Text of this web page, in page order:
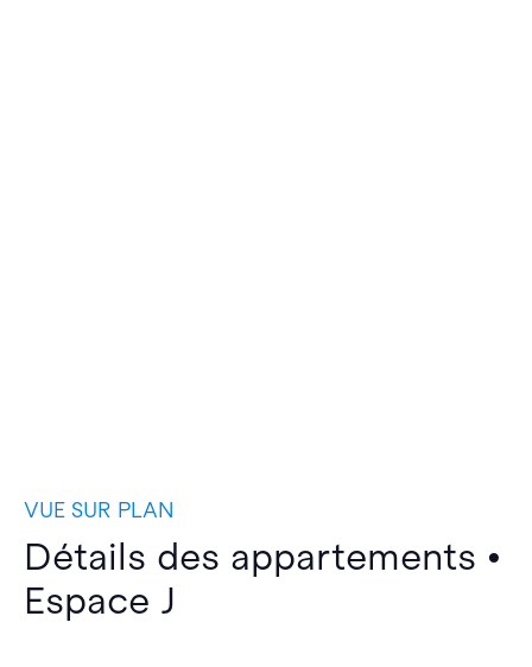
VUE SUR PLAN
Détails des appartements •
Espace J